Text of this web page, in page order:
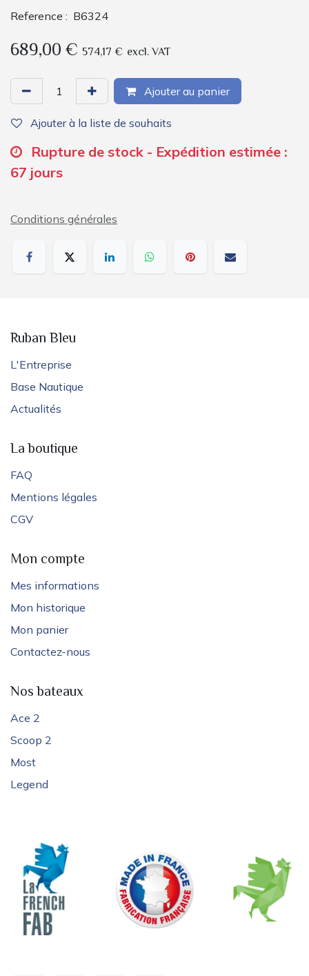
Reference : B6324
689,00€ 574,17 € excl. VAT
Ajouter au panier
Ajouter à la liste de souhaits
Rupture de stock - Expédition estimée :
67 jours
Conditions générales
Ruban Bleu
L'Entreprise
Base Nautique
Actualités
La boutique
FAQ
Mentions légales
CGV
Mon compte
Mes informations
Mon historique
Mon panier
Contactez-nous
Nos bateaux
Ace 2
Scoop 2
Most
Legend